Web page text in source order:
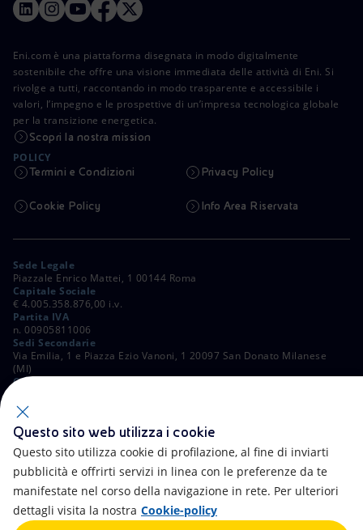
Eni.com è una piattaforma disegnata in modo digitalmente
sostenibile che offre una visione immediata delle attività di Eni. Si
rivolge a tutti, raccontando in modo trasparente e accessibile i
valori, l’impegno e le prospettive di un’impresa tecnologica globale
per la transizione energetica.
Scopri la nostra mission
POLICY
Termini e Condizioni Privacy Policy
Cookie Policy Info Area Riservata
Sede Legale
Piazzale Enrico Mattei, 1 00144 Roma
Capitale Sociale
€ 4.005.358.876,00 i.v.
Partita IVA
n. 00905811006
Sedi Secondarie
Via Emilia, 1 e Piazza Ezio Vanoni, 1 20097 San Donato Milanese
(MI)
C. Fiscale e Registro Imprese di Roma
ALTRI LINK
Accessibilità Calendario
Newsletter Intelligenza artificiale
Questo sito web utilizza i cookie
Questo sito utilizza cookie di profilazione, al fine di inviarti
pubblicità e offrirti servizi in linea con le preferenze da te
manifestate nel corso della navigazione in rete. Per ulteriori
dettagli visita la nostra Cookie-policy